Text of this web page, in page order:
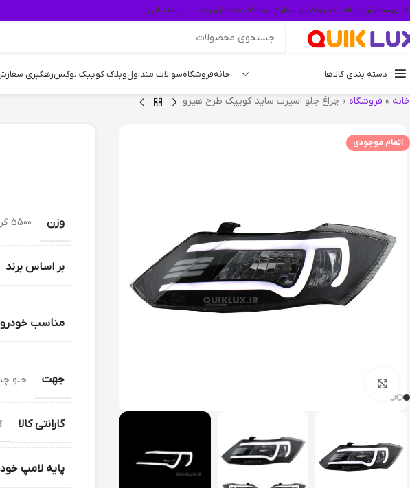
سفارشدریافت کد رهگیری سفارشسوالات متداولدرخواست پشتیبانی
دسته بندی کالاها خانهفروشگاهسوالات متداولوبلاگ کوییک لوکسرهگیری
خانه » فروشگاه » چراغ جلو اسپرت ساینا کوییک طرح هیرو
اتمام موجودی
وزن 5500 گرم
بر اساس برند
مناسب خودرو
جهت جلو
گارانتی کالا
پایه لامپ